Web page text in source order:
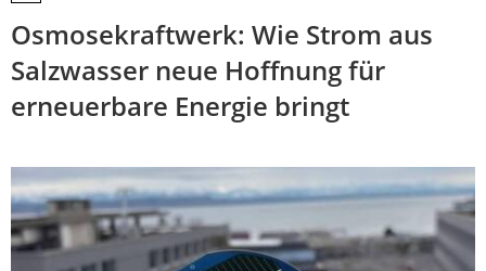
Osmosekraftwerk: Wie Strom aus
Salzwasser neue Hoffnung für
erneuerbare Energie bringt